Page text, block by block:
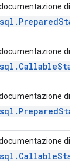
di
di
di
di